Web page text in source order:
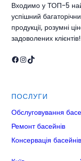
Входимо у ТОП-5
успішний
продукції, розумні
задоволених клієнтів!
Facebook InstagramTikTok
ПОСЛУГИ
Обслуговування
Ремонт басейнів
Консервація басейнів